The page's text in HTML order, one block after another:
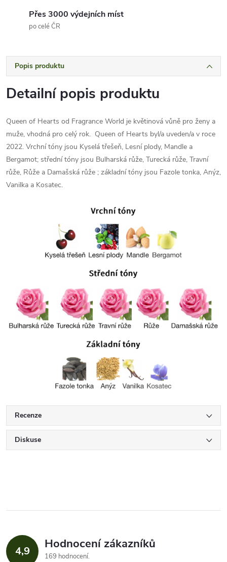
Přes 3000 výdejních míst
po celé ČR
Popis produktu
Detailní popis produktu
Queen of Hearts od Fragrance World je květinová vůně pro ženy a
muže, vhodná pro celý rok. Queen of Hearts byl/a uveden/a v roce
2022. Vrchní tóny jsou Kyselá třešeň, Lesní plody, Mandle a
Bergamot; střední tóny jsou Bulharská růže, Turecká růže, Travní
růže, Růže a Damašská růže ; základní tóny jsou Fazole tonka, Anýz,
Vanilka a Kosatec.
Recenze
Diskuse
4,9 Hodnocení zákazníků
169 hodnocení